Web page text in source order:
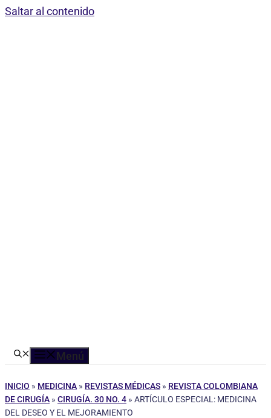
Saltar al contenido
Menú
INICIO » MEDICINA » REVISTAS MÉDICAS » REVISTA COLOMBIANA
DE CIRUGÍA » CIRUGÍA. 30 NO. 4 » ARTÍCULO ESPECIAL: MEDICINA
DEL DESEO Y EL MEJORAMIENTO